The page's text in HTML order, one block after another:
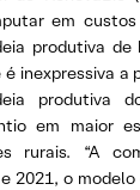
em
produtiva de
inexpressiva
produtiva
em maior
rurais. “A
2021, o